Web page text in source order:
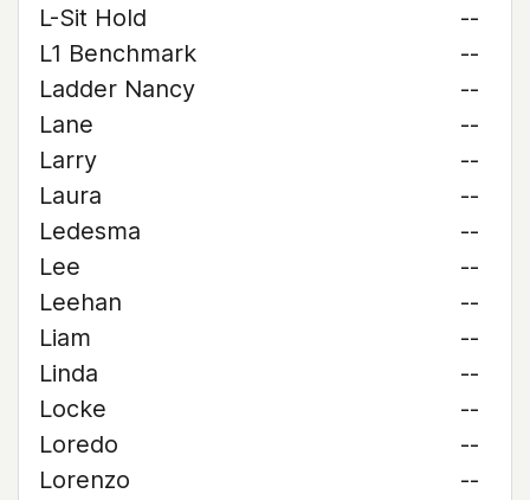
L-Sit Hold
--
L1 Benchmark
--
Ladder Nancy
--
Lane
--
Larry
--
Laura
--
Ledesma
--
Lee
--
Leehan
--
Liam
--
Linda
--
Locke
--
Loredo
--
Lorenzo
--